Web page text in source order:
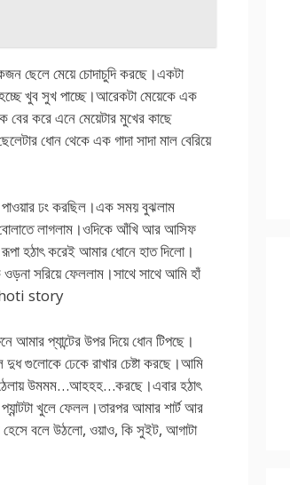
ছেলে মেয়ে চোদাচুদি করছে।একটা
খুব সুখ পাচ্ছে।আরেকটা মেয়েকে এক
বের করে এনে মেয়েটার মুখের কাছে
ধোন থেকে এক গাদা সাদা মাল বেরিয়ে
ঢং করছিল।এক সময় বুঝলাম
লাগলাম।ওদিকে আঁখি আর আসিফ
হঠাৎ করেই আমার ধোনে হাত দিলো।
সরিয়ে ফেললাম।সাথে সাথে আমি হাঁ
story
আমার প্যান্টের উপর দিয়ে ধোন টিপছে।
দুধ গুলোকে ঢেকে রাখার চেষ্টা করছে।আমি
ঠেলায় উমমম…আহহহ…করছে।এবার হঠাৎ
খুলে ফেলল।তারপর আমার শার্ট আর
বলে উঠলো, ওয়াও, কি সুইট, আগাটা